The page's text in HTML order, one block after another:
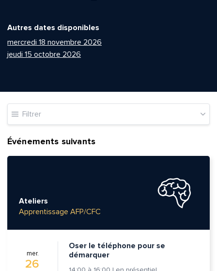
Autres dates disponibles
mercredi 18 novembre 2026
jeudi 15 octobre 2026
Filtrer
Événements suivants
Ateliers
Apprentissage AFP/CFC
mer.
26
Oser le téléphone pour se
démarquer